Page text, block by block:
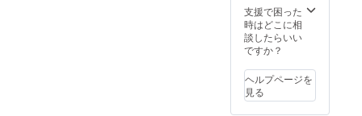
りま
す。日
時はご
相談）
支援で困った
時はどこに相
談したらいい
ですか？
ヘルプページを
見る